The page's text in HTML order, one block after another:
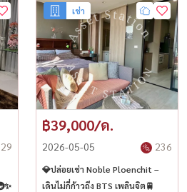
เช่า
฿39,000/ด.
2026-05-05 236
💎ปล่อยเช่า Noble Ploenchit –
เดินไม่กี่ก้าวถึง BTS เพลินจิต🚆